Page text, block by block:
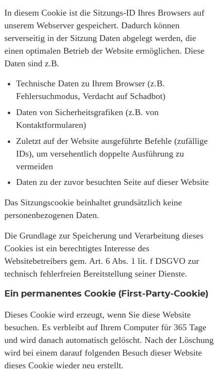
In diesem Cookie ist die Sitzungs-ID Ihres Browsers auf
unserem Webserver gespeichert. Dadurch können
serverseitig in der Sitzung Daten abgelegt werden, die
einen optimalen Betrieb der Website ermöglichen. Diese
Daten sind z.B.
Technische Daten zu Ihrem Browser (z.B.
Fehlersuchmodus, Verdacht auf Schadbot)
Daten von Sicherheitsgrafiken (z.B. von
Kontaktformularen)
Zuletzt auf der Website ausgeführte Befehle (zufällige
IDs), um versehentlich doppelte Ausführung zu
vermeiden
Daten zu der zuvor besuchten Seite auf dieser Website
Das Sitzungscookie beinhaltet grundsätzlich keine
personenbezogenen Daten.
Die Grundlage zur Speicherung und Verarbeitung dieses
Cookies ist ein berechtigtes Interesse des
Websitebetreibers gem. Art. 6 Abs. 1 lit. f DSGVO zur
technisch fehlerfreien Bereitstellung seiner Dienste.
Ein permanentes Cookie (First-Party-Cookie)
Dieses Cookie wird erzeugt, wenn Sie diese Website
besuchen. Es verbleibt auf Ihrem Computer für 365 Tage
und wird danach automatisch gelöscht. Nach der Löschung
wird bei einem darauf folgenden Besuch dieser Website
dieses Cookie wieder neu erstellt.